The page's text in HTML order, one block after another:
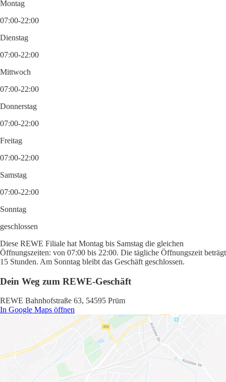
Montag
07:00-22:00
Dienstag
07:00-22:00
Mittwoch
07:00-22:00
Donnerstag
07:00-22:00
Freitag
07:00-22:00
Samstag
07:00-22:00
Sonntag
geschlossen
Diese REWE Filiale hat Montag bis Samstag die gleichen
Öffnungszeiten: von 07:00 bis 22:00. Die tägliche Öffnungszeit beträgt
15 Stunden. Am Sonntag bleibt das Geschäft geschlossen.
Dein Weg zum REWE-Geschäft
REWE Bahnhofstraße 63, 54595 Prüm
In Google Maps öffnen